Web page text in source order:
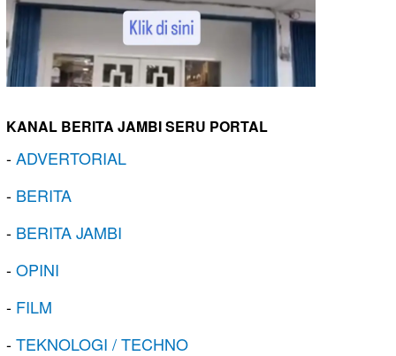
KANAL BERITA JAMBI SERU PORTAL
-ADVERTORIAL
- BERITA
- BERITA JAMBI
-OPINI
- FILM
-TEKNOLOGI / TECHNO